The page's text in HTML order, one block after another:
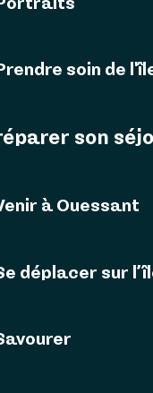
soin de
son
à Ouessant
déplacer sur
DE LA